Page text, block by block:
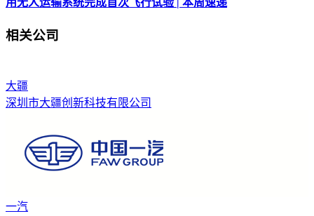
相关公司
大疆
深圳市大疆创新科技有限公司
一汽